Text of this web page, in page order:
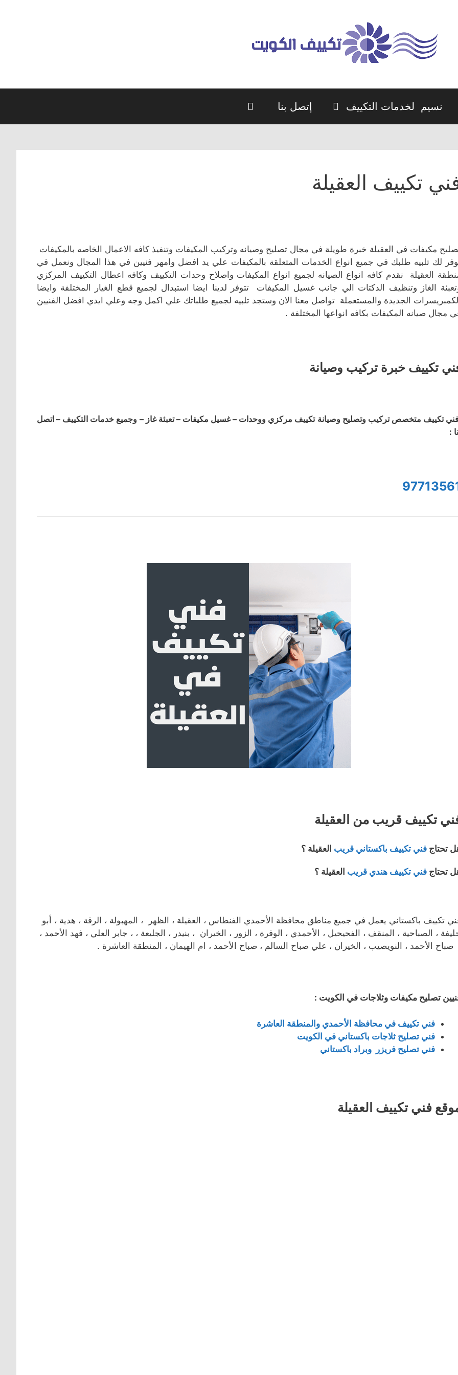
نسيم لخدمات التكييف إتصل بنا
تكييف العقيلة
مكيفات في العقيلة خبرة طويلة في مجال تصليح وصيانه وتركيب المكيفات وتنفيذ كافه الاعمال الخاصه بالمكيفات
لك تلبيه طلبك في جميع انواع الخدمات المتعلقة بالمكيفات علي يد افضل وامهر فنيين في هذا المجال ونعمل في
العقيلة نقدم كافه انواع الصيانه لجميع انواع المكيفات واصلاح وحدات التكييف وكافه اعطال التكييف المركزي
الغاز وتنظيف الدكتات الي جانب غسيل المكيفات تتوفر لدينا ايضا استبدال لجميع قطع الغيار المختلفة وايضا
الجديدة والمستعملة تواصل معنا الان وستجد تلبيه لجميع طلباتك علي اكمل وجه وعلي ايدي افضل الفنيين
مجال صيانه المكيفات بكافه انواعها المختلفة .
تكييف خبرة تركيب وصيانة
تكييف متخصص تركيب وتصليح وصيانة تكييف مركزي ووحدات – غسيل مكيفات – تعبئة غاز – وجميع خدمات التكييف – اتصل
:
تكييف قريب من العقيلة
تحتاج فني تكييف باكستاني قريب العقيلة ؟
تحتاج فني تكييف هندي قريب العقيلة ؟
تكييف باكستاني يعمل في جميع مناطق محافظة الأحمدي الفنطاس ، العقيلة ، الظهر ، المهبولة ، الرقة ، هدية ، أبو
، الصباحية ، المنقف ، الفحيحيل ، الأحمدي ، الوفرة ، الزور ، الخيران ، بنيدر ، الجليعة ، ، جابر العلي ، فهد الأحمد ،
صباح الأحمد ، النويصيب ، الخيران ، علي صباح السالم ، صباح الأحمد ، ام الهيمان ، المنطقة العاشرة .
تصليح مكيفات وثلاجات في الكويت :
فني تكييف في محافظة الأحمدي والمنطقة العاشرة
فني تصليح ثلاجات باكستاني في الكويت
فني تصليح فريزر وبراد باكستاني
فني تكييف العقيلة